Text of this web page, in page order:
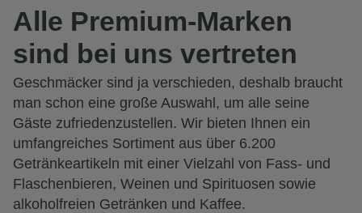
Alle Premium-Marken
sind bei uns vertreten
Geschmäcker sind ja verschieden, deshalb braucht
man schon eine große Auswahl, um alle seine
Gäste zufriedenzustellen. Wir bieten Ihnen ein
umfangreiches Sortiment aus über 6.200
Getränkeartikeln mit einer Vielzahl von Fass- und
Flaschenbieren, Weinen und Spirituosen sowie
alkoholfreien Getränken und Kaffee.